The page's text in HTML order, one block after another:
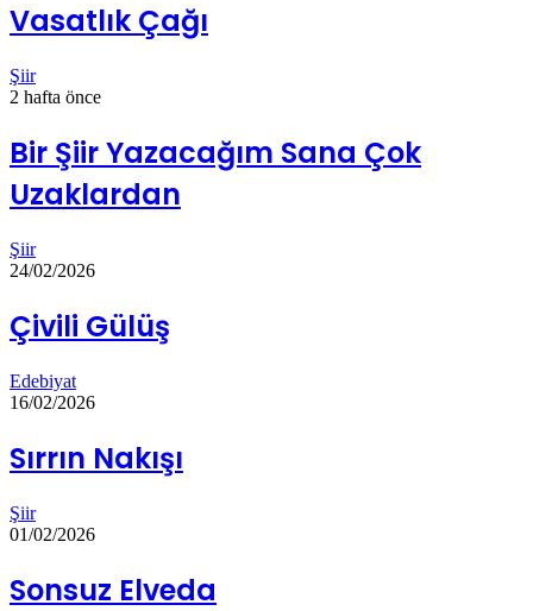
Vasatlık Çağı
Şiir
2 hafta önce
Bir Şiir Yazacağım Sana Çok
Uzaklardan
Şiir
24/02/2026
Çivili Gülüş
Edebiyat
16/02/2026
Sırrın Nakışı
Şiir
01/02/2026
Sonsuz Elveda